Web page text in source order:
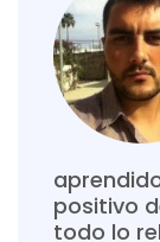
positivo
todo lo